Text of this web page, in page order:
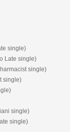
single)
Late single)
single)
single)
single)
single)